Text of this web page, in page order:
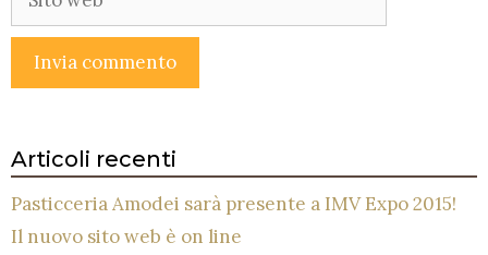
web
Articoli recenti
Pasticceria Amodei sarà presente a IMV Expo 2015!
Il nuovo sito web è on line